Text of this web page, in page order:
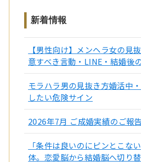
新着情報
【男性向け】メンヘラ女の見
意すべき言動・LINE・結婚後
モラハラ男の見抜き方婚活中
したい危険サイン
2026年7月 ご成婚実績のご報告
「条件は良いのにピンとこな
体。恋愛脳から結婚脳へ切り